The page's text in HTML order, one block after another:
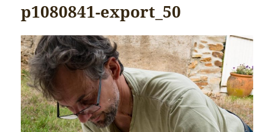
p1080841-export_50